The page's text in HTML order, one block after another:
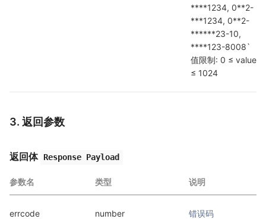
****1234, 0**2-
***1234, 0**2-
******23-10,
****123-8008`
值限制: 0 ≤ value
≤ 1024
3. 返回参数
返回体 Response Payload
参数名 类型 说明
errcode number 错误码